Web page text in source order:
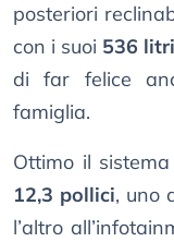
posteriori
con i suoi 536 litri
di far felice
famiglia.
Ottimo il
12,3 pollici, uno
l’altro